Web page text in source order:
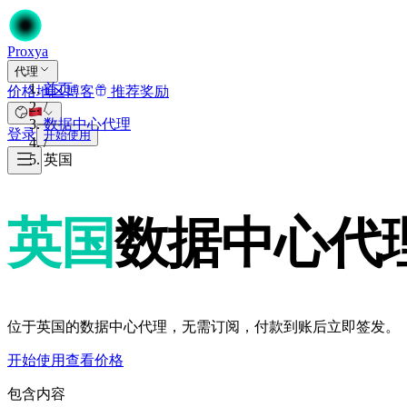
Proxya
代理
价格地区博客 推荐奖励
登录 开始使用
首页
/
数据中心代理
/
英国
英国数据中心代
位于英国的数据中心代理，无需订阅，付款到账后立即签发。
开始使用查看价格
包含内容